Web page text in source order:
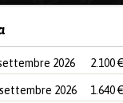
2026 2.100 €
2026 1.640 €